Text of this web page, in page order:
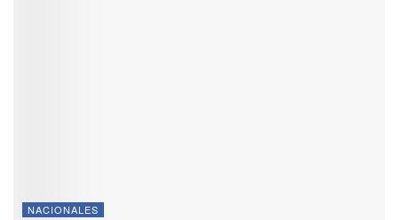
NACIONALES